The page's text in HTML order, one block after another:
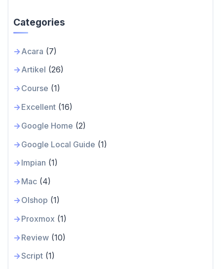
Categories
Acara (7)
Artikel (26)
Course (1)
Excellent(16)
Google Home (2)
Google Local Guide (1)
Impian (1)
Mac(4)
Olshop (1)
Proxmox (1)
Review(10)
Script(1)